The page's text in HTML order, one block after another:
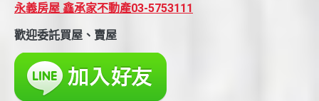
永義房屋 鑫承家不動產03-5753111
歡迎委託買屋、賣屋